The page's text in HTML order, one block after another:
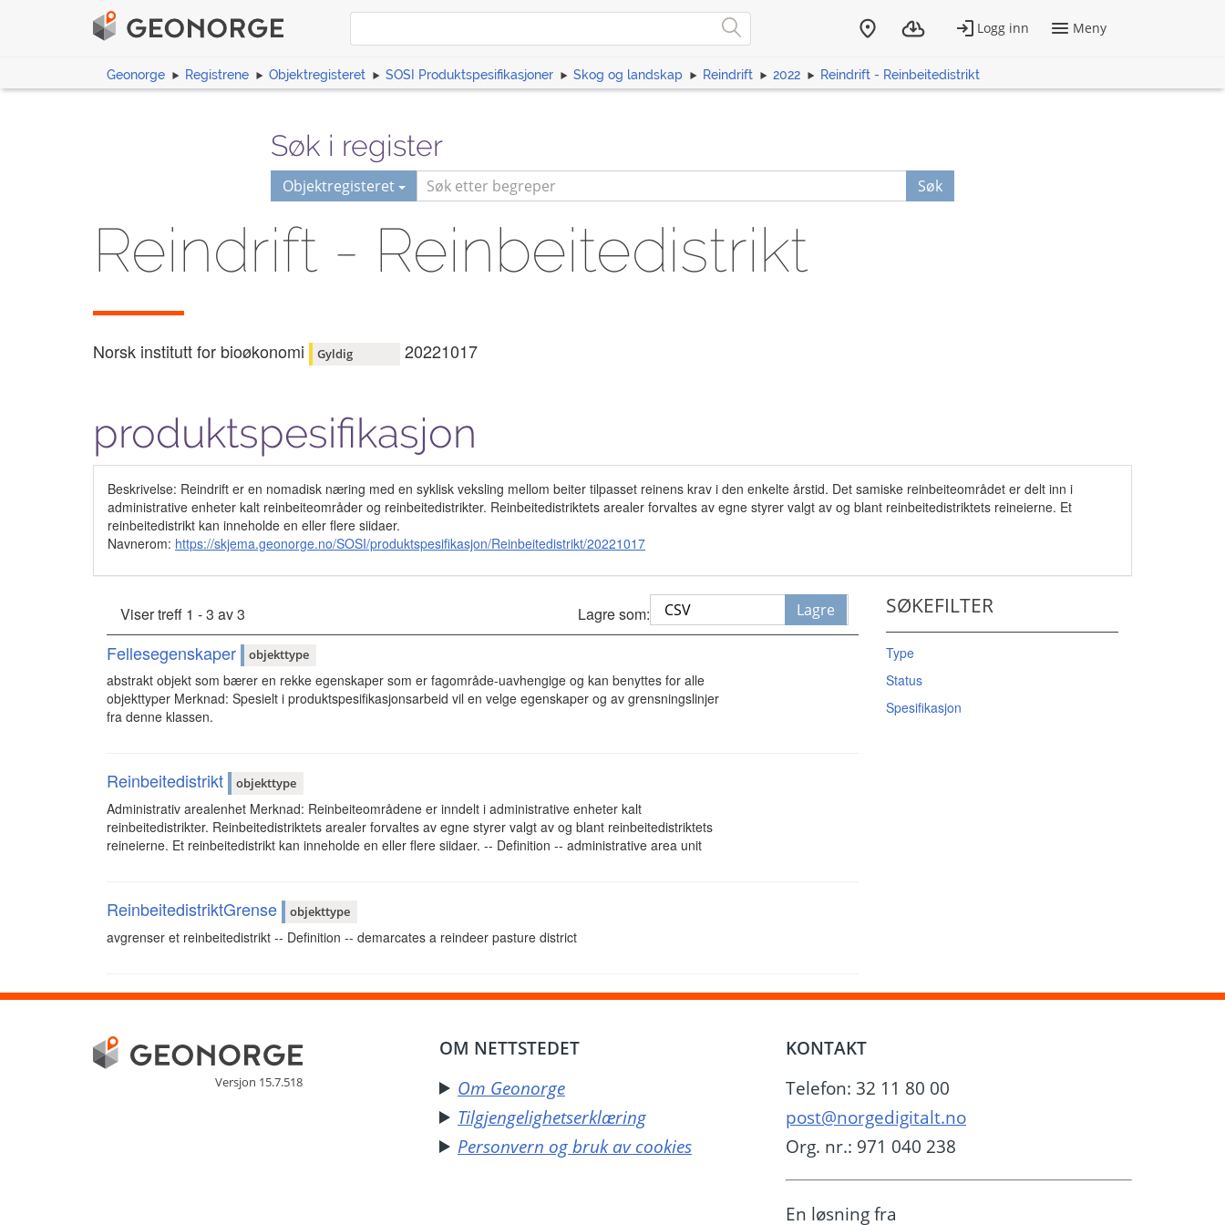
Geonorge Registrene Objektregisteret SOSI Produktspesifikasjoner Skog og landskap Reindrift 2022 Reindrift - Reinbeitedistrikt
Søk i register
Objektregisteret Søk
Reindrift - Reinbeitedistrikt
Norsk institutt for bioøkonomi Gyldig 20221017
produktspesifikasjon
Beskrivelse: Reindrift er en nomadisk næring med en syklisk veksling mellom beiter tilpasset reinens krav i den enkelte årstid. Det samiske reinbeiteområdet er delt inn i
administrative enheter kalt reinbeiteområder og reinbeitedistrikter. Reinbeitedistriktets arealer forvaltes av egne styrer valgt av og blant reinbeitedistriktets reineierne. Et
reinbeitedistrikt kan inneholde en eller flere siidaer.
Navnerom: https://skjema.geonorge.no/SOSI/produktspesifikasjon/Reinbeitedistrikt/20221017
Viser treff 1 - 3 av 3 Lagre som: Lagre
Fellesegenskaper objekttype
abstrakt objekt som bærer en rekke egenskaper som er fagområde-uavhengige og kan benyttes for alle
objekttyper Merknad: Spesielt i produktspesifikasjonsarbeid vil en velge egenskaper og av grensningslinjer
fra denne klassen.
Reinbeitedistrikt objekttype
Administrativ arealenhet Merknad: Reinbeiteområdene er inndelt i administrative enheter kalt
reinbeitedistrikter. Reinbeitedistriktets arealer forvaltes av egne styrer valgt av og blant reinbeitedistriktets
reineierne. Et reinbeitedistrikt kan inneholde en eller flere siidaer. -- Definition -- administrative area unit
ReinbeitedistriktGrense objekttype
avgrenser et reinbeitedistrikt -- Definition -- demarcates a reindeer pasture district
SØKEFILTER
Type
Status
Spesifikasjon